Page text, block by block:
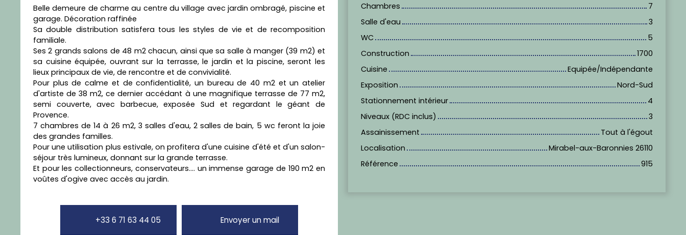
Belle demeure de charme au centre du village avec jardin ombragé, piscine et
garage. Décoration raffinée
Sa double distribution satisfera tous les styles de vie et de recomposition
familiale.
Ses 2 grands salons de 48 m2 chacun, ainsi que sa salle à manger (39 m2) et
sa cuisine équipée, ouvrant sur la terrasse, le jardin et la piscine, seront les
lieux principaux de vie, de rencontre et de convivialité.
Pour plus de calme et de confidentialité, un bureau de 40 m2 et un atelier
d'artiste de 38 m2, ce dernier accédant à une magnifique terrasse de 77 m2,
semi couverte, avec barbecue, exposée Sud et regardant le géant de
Provence.
7 chambres de 14 à 26 m2, 3 salles d'eau, 2 salles de bain, 5 wc feront la joie
des grandes familles.
Pour une utilisation plus estivale, on profitera d'une cuisine d'été et d'un salon-
séjour très lumineux, donnant sur la grande terrasse.
Et pour les collectionneurs, conservateurs.... un immense garage de 190 m2 en
voûtes d'ogive avec accès au jardin.
+33 6 71 63 44 05 Envoyer un mail
Chambres
7
Salle d'eau
3
WC
5
Construction
1700
Cuisine
Equipée/Indépendante
Exposition
Nord-Sud
Stationnement intérieur
4
Niveaux (RDC inclus)
3
Assainissement
Tout à l'égout
Localisation
Mirabel-aux-Baronnies 26110
Référence
915